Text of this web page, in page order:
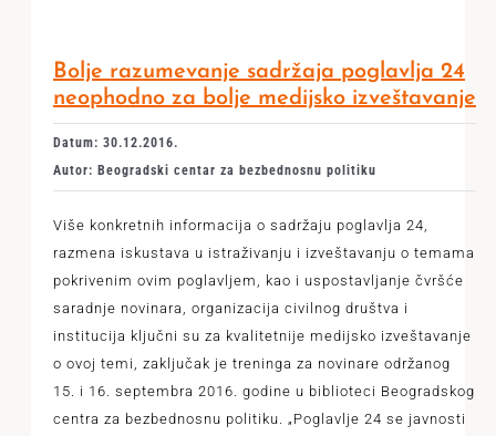
Bolje razumevanje sadržaja poglavlja 24
neophodno za bolje medijsko izveštavanje
Datum: 30.12.2016.
Autor: Beogradski centar za bezbednosnu politiku
Više konkretnih informacija o sadržaju poglavlja 24,
razmena iskustava u istraživanju i izveštavanju o temama
pokrivenim ovim poglavljem, kao i uspostavljanje čvršće
saradnje novinara, organizacija civilnog društva i
institucija ključni su za kvalitetnije medijsko izveštavanje
o ovoj temi, zaključak je treninga za novinare održanog
15. i 16. septembra 2016. godine u biblioteci Beogradskog
centra za bezbednosnu politiku. „Poglavlje 24 se javnosti